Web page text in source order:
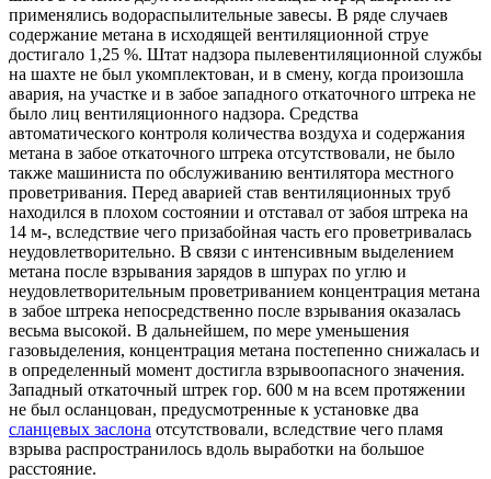
применялись водораспылительные завесы. В ряде случаев
содержание метана в исходящей вентиляционной струе
достигало 1,25 %. Штат надзора пылевентиляционной службы
на шахте не был укомплектован, и в смену, когда произошла
авария, на участке и в забое западного откаточного штрека не
было лиц вентиляционного надзора. Средства
автоматического контроля количества воздуха и содержания
метана в забое откаточного штрека отсутствовали, не было
также машиниста по обслуживанию вентилятора местного
проветривания. Перед аварией став вентиляционных труб
находился в плохом состоянии и отставал от забоя штрека на
14 м-, вследствие чего призабойная часть его проветривалась
неудовлетворительно. В связи с интенсивным выделением
метана после взрывания зарядов в шпурах по углю и
неудовлетворительным проветриванием концентрация метана
в забое штрека непосредственно после взрывания оказалась
весьма высокой. В дальнейшем, по мере уменьшения
газовыделения, концентрация метана постепенно снижалась и
в определенный момент достигла взрывоопасного значения.
Западный откаточный штрек гор. 600 м на всем протяжении
не был осланцован, предусмотренные к установке два
сланцевых заслона отсутствовали, вследствие чего пламя
взрыва распространилось вдоль выработки на большое
расстояние.